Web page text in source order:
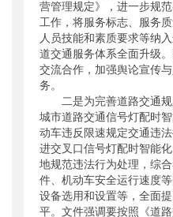
营管理规定》，进一步规
工作，将服务标志、服务
人员技能和素质要求等纳
道交通服务体系全面升级
交流合作，加强舆论宣传
务。
二是为完善道路交通规
城市道路交通信号灯配时
动车违反限速规定交通违
进交叉口信号灯配时智能
地规范违法行为处理，综
件、机动车安全运行速度
设备选用和设置等，全面
平。文件强调要按照《道